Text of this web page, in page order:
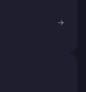
→